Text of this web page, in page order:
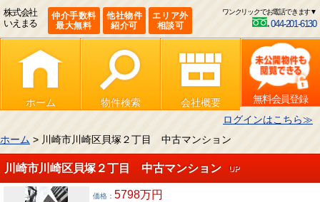
株式会社
いえまる
仲介手数料
最大無料
他社物件
紹介可
エリア外
相談可
ワンクリックでお電話できます▼
044-201-6130
ホーム 物件検索 会社概要
無料会員登録
ログインはこちら≫
ホーム > 川崎市川崎区貝塚２丁目 中古マンション
川崎市川崎区貝塚２丁目 中古マンション UP
価格： 5798万円